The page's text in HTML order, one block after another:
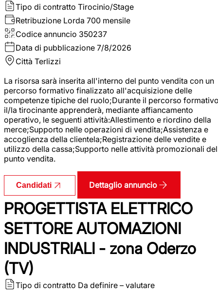
Tipo di contratto Tirocinio/Stage
Retribuzione Lorda 700 mensile
Codice annuncio 350237
Data di pubblicazione 7/8/2026
Città Terlizzi
La risorsa sarà inserita all'interno del punto vendita con un
percorso formativo finalizzato all'acquisizione delle
competenze tipiche del ruolo;Durante il percorso
il/la tirocinante apprenderà, mediante affiancamento
operativo, le seguenti attività:Allestimento e riordino della
merce;Supporto nelle operazioni di vendita;Assistenza e
accoglienza della clientela;Registrazione delle vendite e
utilizzo della cassa;Supporto nelle attività promozionali del
punto vendita.
Candidati Dettaglio annuncio
PROGETTISTA ELETTRICO
SETTORE AUTOMAZIONI
INDUSTRIALI - zona Oderzo
(TV)
Tipo di contratto Da definire – valutare